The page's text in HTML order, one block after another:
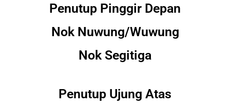
Penutup Pinggir Depan
Nok Nuwung/Wuwung
Nok Segitiga
Penutup Ujung Atas